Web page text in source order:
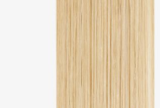
Echthaar, lassen sich die
Die vorgeschichteten
verfügen über eine
Look. Dank
Glanz und ihre Leuchtkraft
Tapes wurden in ihrer